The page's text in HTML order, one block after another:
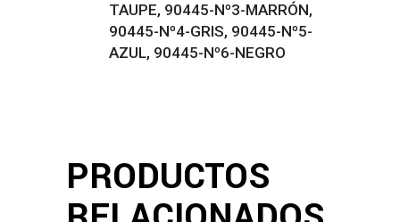
TAUPE, 90445-Nº3-MARRÓN,
90445-Nº4-GRIS, 90445-Nº5-
AZUL, 90445-Nº6-NEGRO
PRODUCTOS